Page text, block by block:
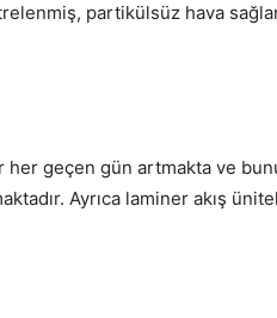
partikülsüz hava
her geçen gün artmakta ve
Ayrıca laminer akış